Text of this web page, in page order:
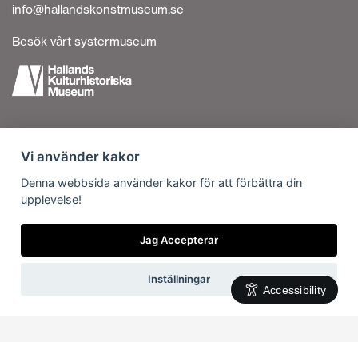
info@hallandskonstmuseum.se
Besök vårt systermuseum
Personuppgiftshantering
Om cookies
Kontakta oss
Vi är en del av
Accessibility
Vi använder kakor
Denna webbsida använder kakor för att förbättra din
upplevelse!
Jag Accepterar
Inställningar